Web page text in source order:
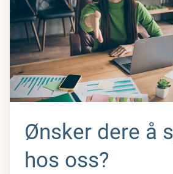
Ønsker dere å
hos oss?